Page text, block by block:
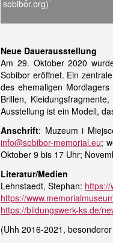
sobibor.org)
Neue Dauerausstellung
Am 29. Oktober 2020
Sobibor eröffnet. Ein
des ehemaligen
Brillen,
Ausstellung ist ein Modell,
Anschrift: Muzeum i
info@sobibor-memorial.eu;
Oktober 9 bis 17 Uhr;
Literatur/Medien
Lehnstaedt, Stephan:
https://
https://bildungswerk-ks.de/
(Uhh 2016-2021,